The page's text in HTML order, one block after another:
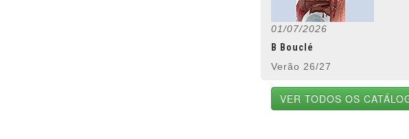
01/07/2026
B Bouclé
Verão 26/27
VER TODOS OS